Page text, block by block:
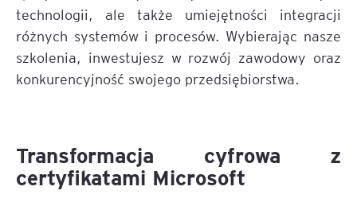
technologii, ale także umiejętności integracji
różnych systemów i procesów. Wybierając nasze
szkolenia, inwestujesz w rozwój zawodowy oraz
konkurencyjność swojego przedsiębiorstwa.
Transformacja cyfrowa z
certyfikatami Microsoft